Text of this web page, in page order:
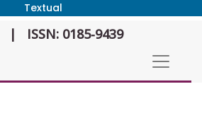
Textual
| ISSN: 0185-9439